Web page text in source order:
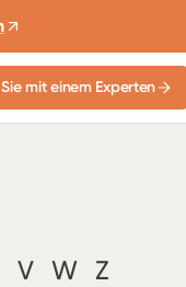
mit einem Experten
V W Z